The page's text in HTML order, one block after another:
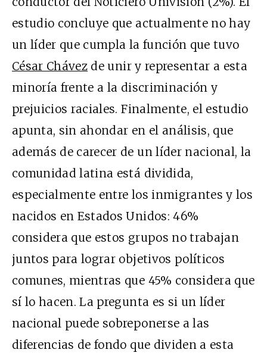
estudio concluye que actualmente no hay
un líder que cumpla la función que tuvo
César Chávez de unir y representar a esta
minoría frente a la discriminación y
prejuicios raciales. Finalmente, el estudio
apunta, sin ahondar en el análisis, que
además de carecer de un líder nacional, la
comunidad latina está dividida,
especialmente entre los inmigrantes y los
nacidos en Estados Unidos: 46%
considera que estos grupos no trabajan
juntos para lograr objetivos políticos
comunes, mientras que 45% considera que
sí lo hacen. La pregunta es si un líder
nacional puede sobreponerse a las
diferencias de fondo que dividen a esta